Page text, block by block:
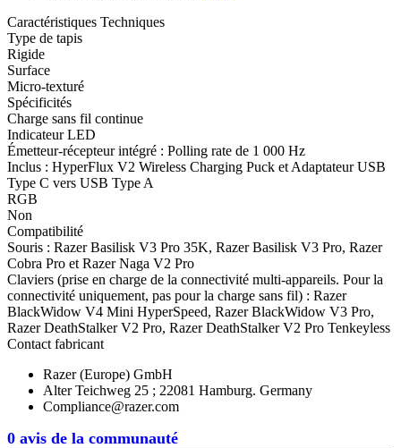
0 avis de la communauté
Caractéristiques Techniques
Type de tapis
Rigide
Surface
Micro-texturé
Spécificités
Charge sans fil continue
Indicateur LED
Émetteur-récepteur intégré : Polling rate de 1 000 Hz
Inclus : HyperFlux V2 Wireless Charging Puck et Adaptateur USB
Type C vers USB Type A
RGB
Non
Compatibilité
Souris : Razer Basilisk V3 Pro 35K, Razer Basilisk V3 Pro, Razer
Cobra Pro et Razer Naga V2 Pro
Claviers (prise en charge de la connectivité multi-appareils. Pour la
connectivité uniquement, pas pour la charge sans fil) : Razer
BlackWidow V4 Mini HyperSpeed, Razer BlackWidow V3 Pro,
Razer DeathStalker V2 Pro, Razer DeathStalker V2 Pro Tenkeyless
Contact fabricant
Razer (Europe) GmbH
Alter Teichweg 25 ; 22081 Hamburg. Germany
Compliance@razer.com